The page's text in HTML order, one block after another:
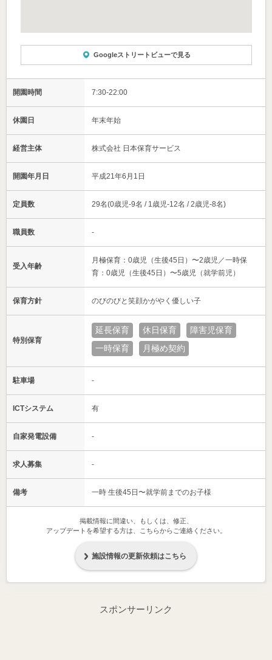
Googleストリートビューで見る
開園時間 7:30-22:00
休園日 年末年始
経営主体 株式会社 日本保育サービス
開園年月日 平成21年6月1日
定員数 29名(0歳児-9名 / 1歳児-12名 / 2歳児-8名)
職員数 -
受入年齢
月極保育：0歳児（生後45日）〜2歳児／一時保
育：0歳児（生後45日）〜5歳児（就学前児）
保育方針 のびのびと笑顔かがやく優しい子
特別保育
延長保育 休日保育
障害児保育
一時保育
月極め契約
駐車場 -
ICTシステム 有
自家発電設備 -
求人募集 -
備考 一時 生後45日〜就学前までのお子様
掲載情報に間違い、もしくは、修正、
アップデートを希望する方は、こちらからご連絡ください。
施設情報の更新依頼はこちら
スポンサーリンク